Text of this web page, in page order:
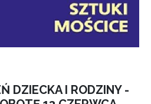
DZIECKA I RODZINY -